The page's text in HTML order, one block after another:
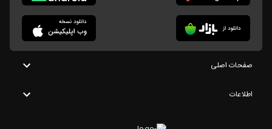
صفحات اصلی
اطلاعات